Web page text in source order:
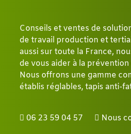
Conseils et ventes de
de travail production et
aussi sur toute la France,
de vous aider à la
Nous offrons une gamme
établis réglables, tapis anti-
06 23 59 04 57 Nous